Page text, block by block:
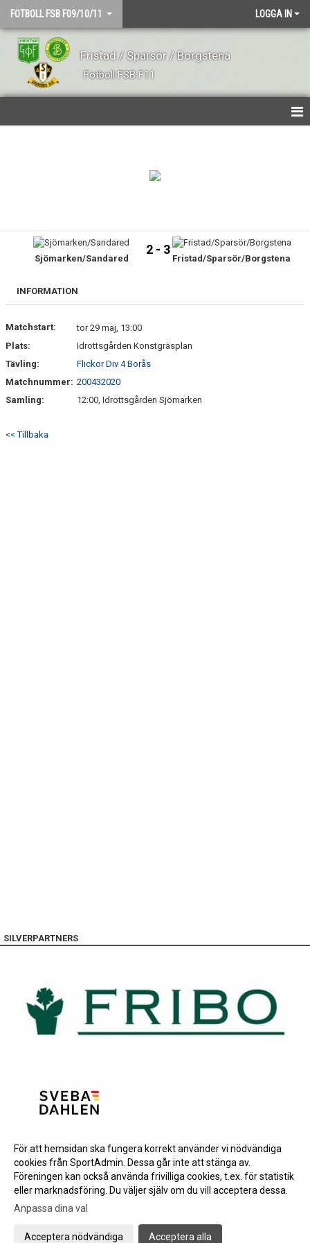
FOTBOLL FSB F09/10/11 LOGGA IN
Fristad / Sparsör / Borgstena
Fotboll FSB F11
MATCHER
BILDGALLERI
KONTAKT
Sjömarken/Sandared
2 - 3
Fristad/Sparsör/Borgstena
INFORMATION
Matchstart:
tor 29 maj, 13:00
Plats:
Idrottsgården Konstgräsplan
Tävling:
Flickor Div 4 Borås
Matchnummer: 200432020
Samling:
12:00, Idrottsgården Sjömarken
<< Tillbaka
SILVERPARTNERS
BRONSPARTNERS
INSTAGRAM
Gå till Webbversion
För att hemsidan ska fungera korrekt använder vi nödvändiga
cookies från SportAdmin. Dessa går inte att stänga av.
Föreningen kan också använda frivilliga cookies, t.ex. för statistik
eller marknadsföring. Du väljer själv om du vill acceptera dessa.
Anpassa dina val
Acceptera nödvändiga Acceptera alla